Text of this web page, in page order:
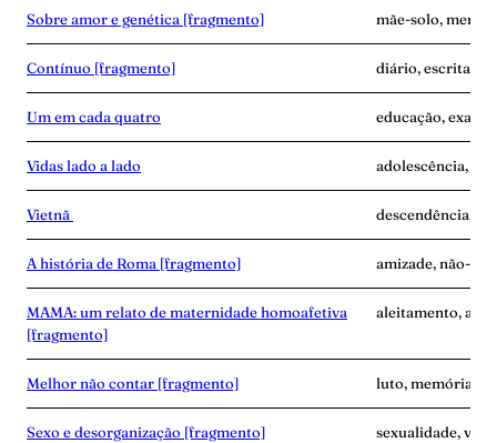
Sobre amor e genética [fragmento] mãe-solo,
Contínuo [fragmento] diário, escrita,
Um em cada quatro educação,
Vidas lado a lado adolescência,
Vietnã descendência,
A história de Roma [fragmento] amizade, não-
MAMA: um relato de maternidade homoafetiva
[fragmento]
aleitamento,
Melhor não contar [fragmento] luto, memória,
Sexo e desorganização [fragmento] sexualidade,